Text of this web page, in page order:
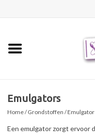
Verpakkingen
Emulgators
Home/Grondstoffen /
Een emulgator zorgt ervoor